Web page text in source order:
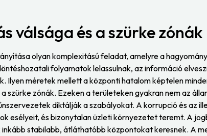
válsága és a szürke
olyan komplexitású feladat, amelyre a
folyamatok lelassulnak, az információ
Ilyen méretek mellett a központi hatalom képtelen
szürke zónák. Ezeken a területeken gyakran nem az
diktálják a szabályokat. A korrupció és az
esélyeit, és bizonytalan üzleti környezetet teremt. A
stabilabb, átláthatóbb központokat keresnek. A